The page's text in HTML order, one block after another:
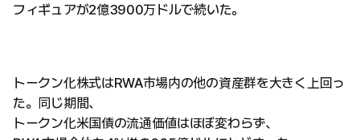
フィギュアが2億3900万ドルで続いた。
トークン化株式はRWA市場内の他の資産群を大きく上回っ
た。同じ期間、
トークン化米国債の流通価値はほぼ変わらず、